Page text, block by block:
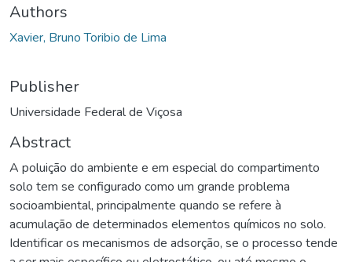
Authors
Xavier, Bruno Toribio de Lima
Publisher
Universidade Federal de Viçosa
Abstract
A poluição do ambiente e em especial do compartimento
solo tem se configurado como um grande problema
socioambiental, principalmente quando se refere à
acumulação de determinados elementos químicos no solo.
Identificar os mecanismos de adsorção, se o processo tende